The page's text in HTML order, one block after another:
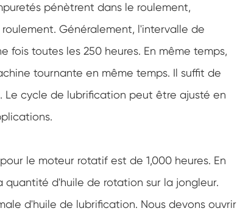
pénètrent dans le roulement,
Généralement, l'intervalle de
fois toutes les 250 heures. En même temps,
tournante en même temps. Il suffit de
Le cycle de lubrification peut être ajusté en
le moteur rotatif est de 1,000 heures. En
d'huile de rotation sur la jongleur.
d'huile de lubrification. Nous devons ouvrir